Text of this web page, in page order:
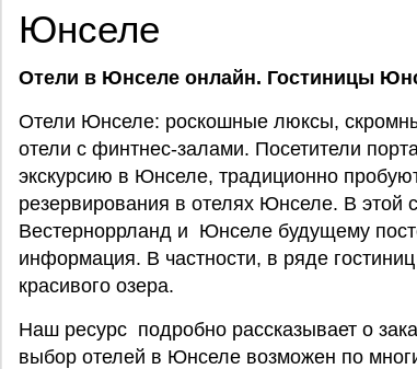
Юнселе
Отели в Юнселе онлайн. Гостиницы
Отели Юнселе: роскошные люксы,
отели с финтнес-залами. Посетители
экскурсию в Юнселе, традиционно
резервирования в отелях Юнселе. В этой
Вестерноррланд и Юнселе будущему
информация. В частности, в ряде
красивого озера.
Наш ресурс подробно рассказывает о
выбор отелей в Юнселе возможен по